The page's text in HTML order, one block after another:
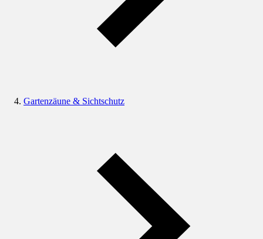
Gartenzäune & Sichtschutz